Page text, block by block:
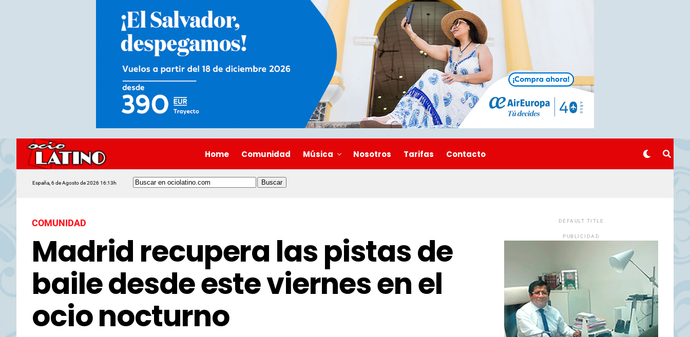
Home Comunidad Música Nosotros Tarifas Contacto
España, 6 de Agosto de 2026 16:13h
COMUNIDAD
Madrid recupera las pistas de
baile desde este viernes en el
ocio nocturno
DEFAULT TITLE
PUBLICIDAD